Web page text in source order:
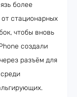
более
стационарных
чтобы вновь
создали
разъём для